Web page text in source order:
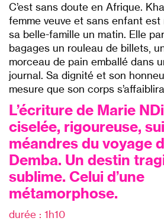
C’est sans doute en Afrique.
femme veuve et sans enfant
sa belle-famille un matin. Elle
bagages un rouleau de billets,
morceau de pain emballé dans
journal. Sa dignité et son
mesure que son corps
L’écriture de Marie
ciselée, rigoureuse,
méandres du voyage
Demba. Un destin
sublime. Celui d’une
métamorphose.
durée : 1h10